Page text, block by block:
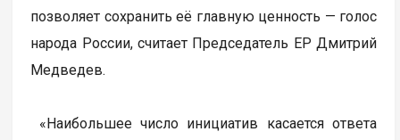
позволяет сохранить её главную ценность — голос
народа России, считает Председатель ЕР Дмитрий
Медведев.
«Наибольшее число инициатив касается ответа